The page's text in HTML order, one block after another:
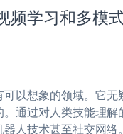
s
e
a
o
e
学习和多模
以想象的领域。它无
通过对人类技能理
人技术甚至社交网